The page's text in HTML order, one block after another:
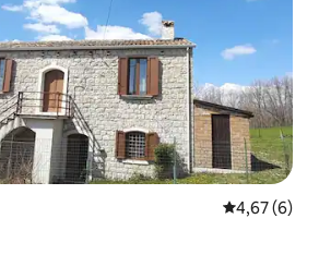
Átlagos
4,67 (6)